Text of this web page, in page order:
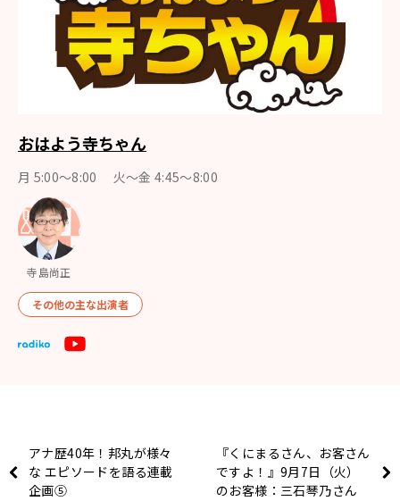
おはよう寺ちゃん
月 5:00～8:00 火～金 4:45～8:00
寺島尚正
その他の主な出演者
アナ歴40年！邦丸が様々
な エピソードを語る連載
企画⑤
『くにまるさん、お客さん
ですよ！』9月7日（火）
のお客様：三石琴乃さん